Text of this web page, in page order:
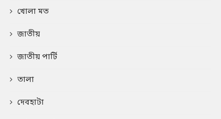
খোলা মত
জাতীয়
জাতীয় পার্টি
তালা
দেবহাটা